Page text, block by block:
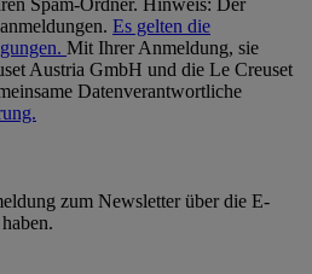
Spam-Ordner. Hinweis: Der
Es gelten die
Mit Ihrer Anmeldung, sie
Austria GmbH und die Le Creuset
Datenverantwortliche
zum Newsletter über die E-